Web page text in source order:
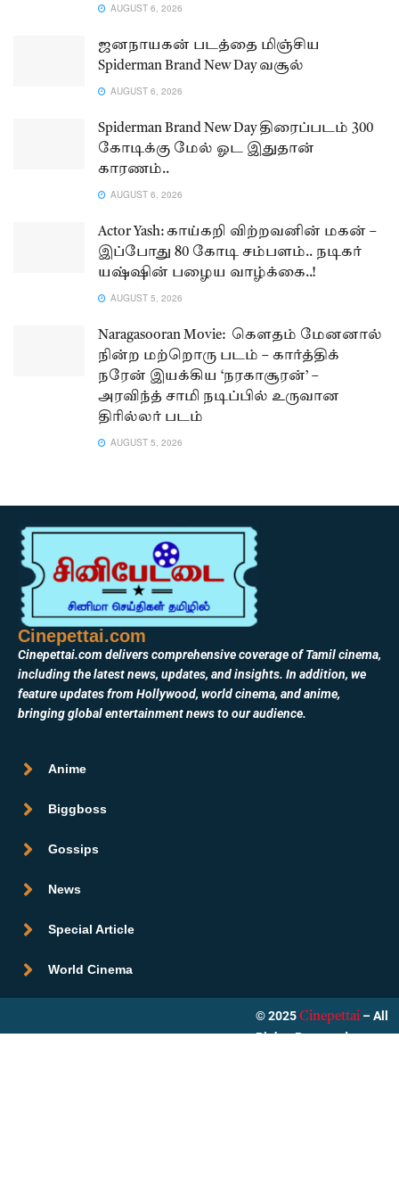
AUGUST 6, 2026
ஜனநாயகன் படத்தை மிஞ்சிய
Spiderman Brand New Day வசூல்
AUGUST 6, 2026
Spiderman Brand New Day திரைப்படம் 300
கோடிக்கு மேல் ஓட இதுதான்
காரணம்..
AUGUST 6, 2026
Actor Yash: காய்கறி விற்றவனின் மகன் –
இப்போது 80 கோடி சம்பளம்.. நடிகர்
யஷ்ஷின் பழைய வாழ்க்கை..!
AUGUST 5, 2026
Naragasooran Movie: கௌதம் மேனனால்
நின்ற மற்றொரு படம் – கார்த்திக்
நரேன் இயக்கிய ‘நரகாசூரன்’ –
அரவிந்த் சாமி நடிப்பில் உருவான
திரில்லர் படம்
AUGUST 5, 2026
Cinepettai.com
Cinepettai.com delivers comprehensive coverage of Tamil cinema,
including the latest news, updates, and insights. In addition, we
feature updates from Hollywood, world cinema, and anime,
bringing global entertainment news to our audience.
Anime
Biggboss
Gossips
News
Special Article
World Cinema
© 2025 Cinepettai – All
Rights Reserved